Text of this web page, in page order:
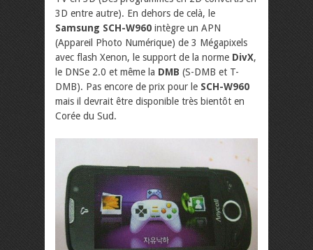
3D entre autre). En dehors de celà, le
Samsung SCH-W960 intègre un APN
(Appareil Photo Numérique) de 3 Mégapixels
avec flash Xenon, le support de la norme DivX,
le DNSe 2.0 et même la DMB (S-DMB et T-
DMB). Pas encore de prix pour le SCH-W960
mais il devrait être disponible très bientôt en
Corée du Sud.